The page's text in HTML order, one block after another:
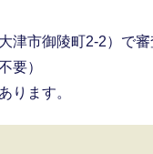
津市御陵町2-2）で
要）
ります。